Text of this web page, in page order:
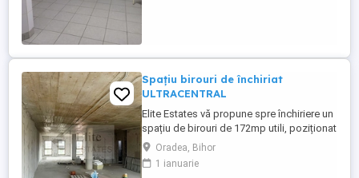
Spațiu birouri de închiriat
ULTRACENTRAL
Elite Estates vă propune spre închiriere un
spațiu de birouri de 172mp utili, poziționat
ultracentral în Oradea Spațiul de birouri
este situat într-o zona ultracentrală (Între
Baroul Bihor și Judecătoria Oradea) și
Oradea, Bihor
1 ianuarie